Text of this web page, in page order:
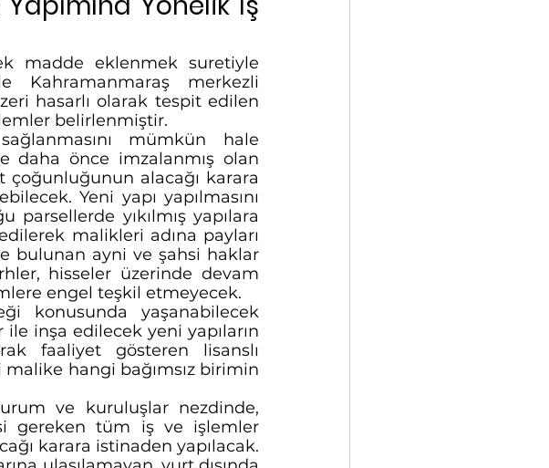
madde eklenmek suretiyle
Kahramanmaraş merkezli
hasarlı olarak tespit edilen
belirlenmiştir.
mümkün hale
daha önce imzalanmış olan
çoğunluğunun alacağı karara
Yeni yapı yapılmasını
parsellerde yıkılmış yapılara
malikleri adına payları
bulunan ayni ve şahsi haklar
hisseler üzerinde devam
engel teşkil etmeyecek.
konusunda yaşanabilecek
inşa edilecek yeni yapıların
faaliyet gösteren lisanslı
hangi bağımsız birimin
ve kuruluşlar nezdinde,
gereken tüm iş ve işlemler
karara istinaden yapılacak.